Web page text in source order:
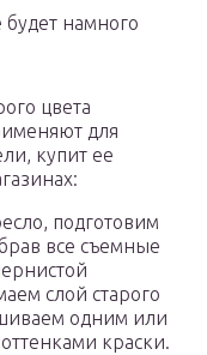
будет намного
цвета
для
купит ее
подготовим
все съемные
слой старого
одним или
краски.